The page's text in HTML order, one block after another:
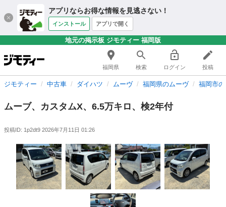
アプリならお得な情報を見逃さない！
インストール アプリで開く
地元の掲示板 ジモティー 福岡版
福岡県 検索 ログイン 投稿
ジモティー 中古車 ダイハツ ムーヴ 福岡県のムーヴ 福岡市
ムーブ、カスタムX、6.5万キロ、検2年付
投稿ID: 1p2dt9 2026年7月11日 01:26